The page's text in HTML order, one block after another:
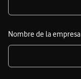
Nombre de la empresa